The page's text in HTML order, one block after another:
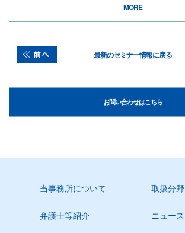
MORE
最新のセミナー情報に戻る
お問い合わせはこちら
当事務所について 取扱分野
弁護士等紹介 ニュース